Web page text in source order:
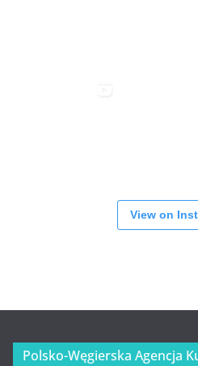
View on
Polsko-Węgierska Agencja